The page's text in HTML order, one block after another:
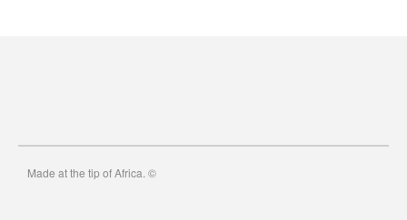
Made at the tip of Africa. ©